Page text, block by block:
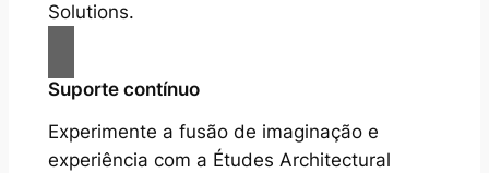
Solutions.
Suporte contínuo
Experimente a fusão de imaginação e
experiência com a Études Architectural